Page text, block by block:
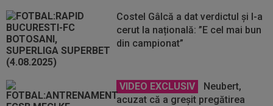
Costel Gâlcă a dat verdictul și l-a
cerut la națională: ”E cel mai bun
din campionat”
VIDEO EXCLUSIV
Neubert,
acuzat că a greșit pregătirea